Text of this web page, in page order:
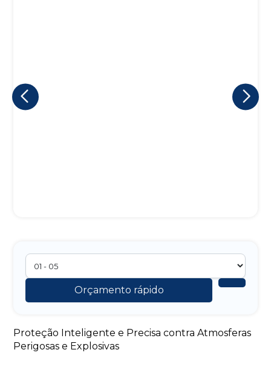
Orçamento rápido
Proteção Inteligente e Precisa contra Atmosferas
Perigosas e Explosivas